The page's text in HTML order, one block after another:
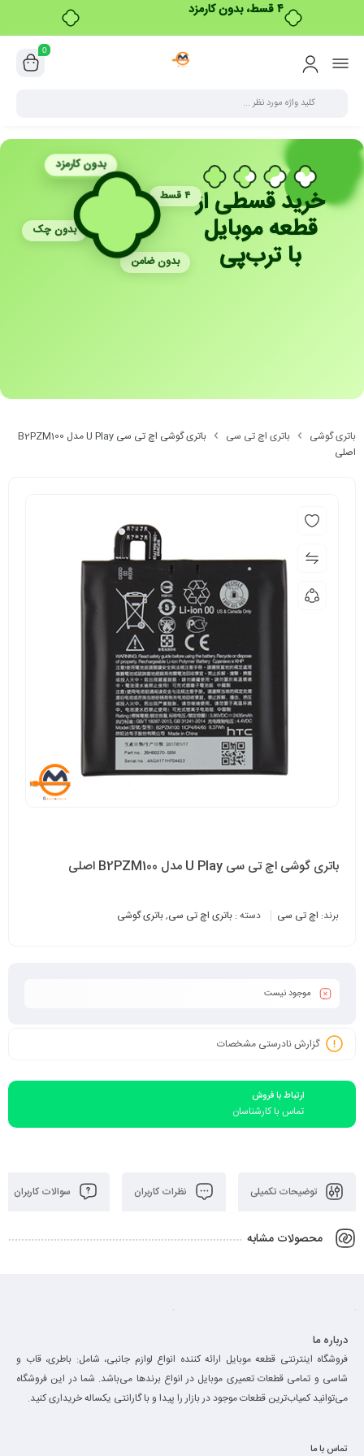
۴ قسط، بدون کارمزد
0
خرید قسطی از
قطعه موبایل
با ترب‌پی
بدون کارمزد
۴ قسط
بدون چک
بدون ضامن
باتری گوشی باتری اچ تی سی
باتری گوشی اچ تی سی U Play مدل B2PZM100
اصلی
باتری گوشی اچ تی سی U Play مدل B2PZM100 اصلی
برند: اچ تی سی دسته : باتری اچ تی سی,باتری گوشی
موجود نیست
گزارش نادرستی مشخصات
ارتباط با فروش
تماس با کارشناسان
توضیحات تکمیلی نظرات کاربران سوالات کاربران
محصولات مشابه
درباره ما
فروشگاه اینترنتی قطعه موبایل ارائه کننده انواع لوازم جانبی، شامل: باطری، قاب و
شاسی و تمامی قطعات تعمیری موبایل در انواع برند‌ها می‌باشد. شما در این فروشگاه
می‌توانید کمیاب‌ترین قطعات موجود در بازار را پیدا و با گارانتی یکساله خریداری کنید.
تماس با ما